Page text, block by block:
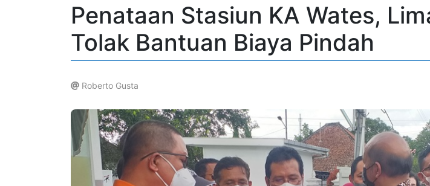
Penataan Stasiun KA Wates,
Tolak Bantuan Biaya Pindah
Roberto Gusta